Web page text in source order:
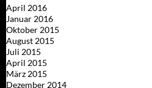
April 2016
Januar 2016
Oktober 2015
August 2015
Juli 2015
April 2015
März 2015
Dezember 2014